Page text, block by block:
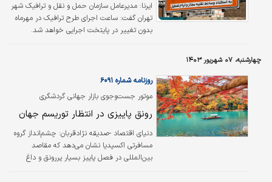
ایرنا: مدیرعامل سازمان حمل و نقل و ترافیک شهر
تهران گفت: ساعت اجرای طرح ترافیک در مهرماه
بدون تغییر در پایتخت اجرایی خواهد شد.
چهارشنبه، ۰۷ شهریور ۱۴۰۳
موتور جست‌وجوی بازار جهانی گردشگری
چشم‏‏‌انداز سفر در فصل پیش‏‏‌رو را تصویر کرد
روزنامه شماره ۶۰۹۱
رونق پاییزی در انتظار توریسم جهان
دنیای اقتصاد -صدیقه نژادقربان: چشم‌‌‌انداز گروه
مسافرتی اکسپدیا نشان می‌‌‌دهد که مقاصد
بین‌‌‌المللی در فصل پاییز بسیار پررونق و داغ